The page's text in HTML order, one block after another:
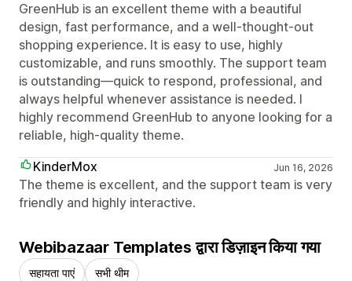
GreenHub is an excellent theme with a beautiful
design, fast performance, and a well-thought-out
shopping experience. It is easy to use, highly
customizable, and runs smoothly. The support team
is outstanding—quick to respond, professional, and
always helpful whenever assistance is needed. I
highly recommend GreenHub to anyone looking for a
reliable, high-quality theme.
KinderMox
Jun 16, 2026
The theme is excellent, and the support team is very
friendly and highly interactive.
Webibazaar Templates द्वारा डिज़ाइन किया गया
सहायता पाएं सभी थीम